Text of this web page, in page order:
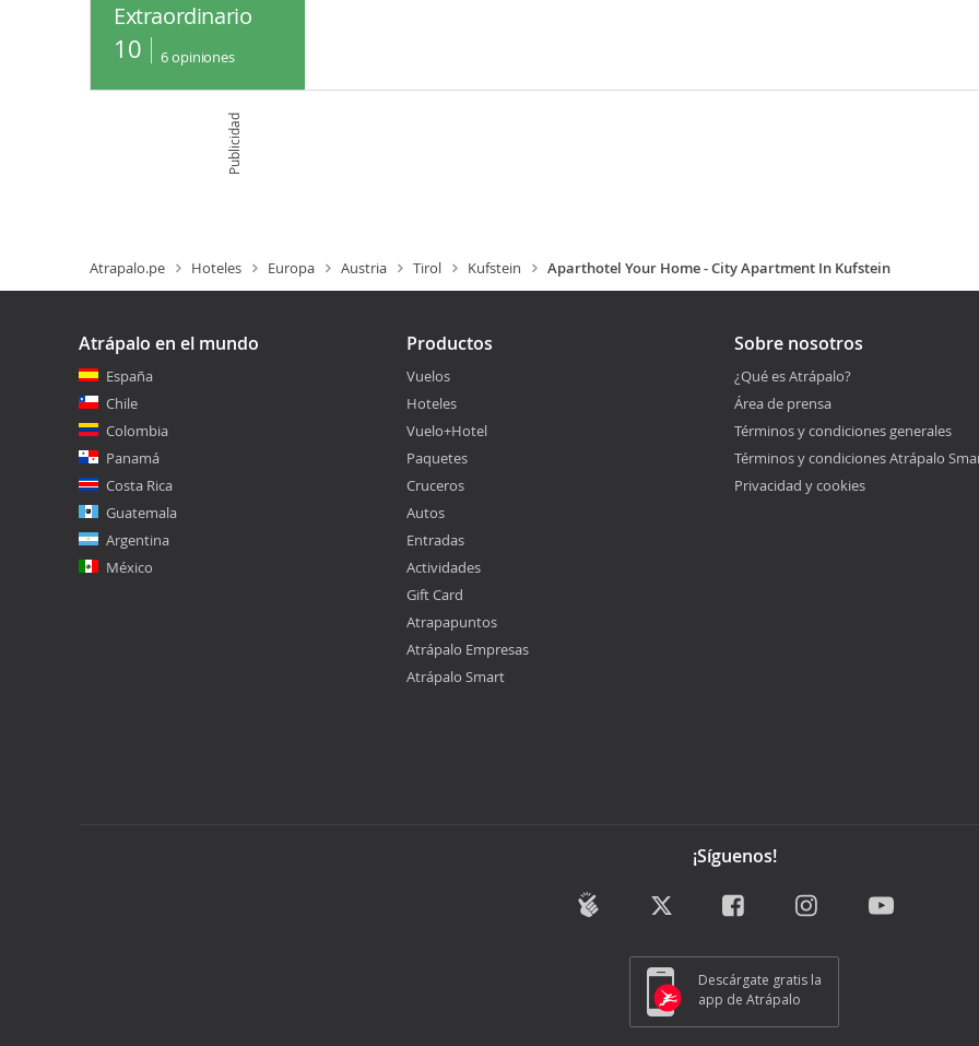
Extraordinario
10 6 opiniones
Publicidad
Atrapalo.pe Hoteles Europa Austria Tirol Kufstein Aparthotel Your Home - City Apartment In Kufstein
Atrápalo en el mundo
España
Chile
Colombia
Panamá
Costa Rica
Guatemala
Argentina
México
Productos
Vuelos
Hoteles
Vuelo+Hotel
Paquetes
Cruceros
Autos
Entradas
Actividades
Gift Card
Atrapapuntos
Atrápalo Empresas
Atrápalo Smart
Sobre nosotros
¿Qué es Atrápalo?
Área de prensa
Términos y condiciones generales
Términos y condiciones Atrápalo
Privacidad y cookies
¡Síguenos!
Descárgate gratis la
app de Atrápalo